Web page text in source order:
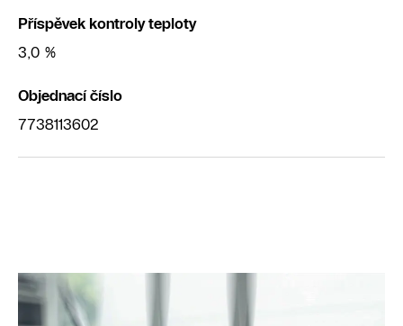
Příspěvek kontroly teploty
3,0 %
Objednací číslo
7738113602